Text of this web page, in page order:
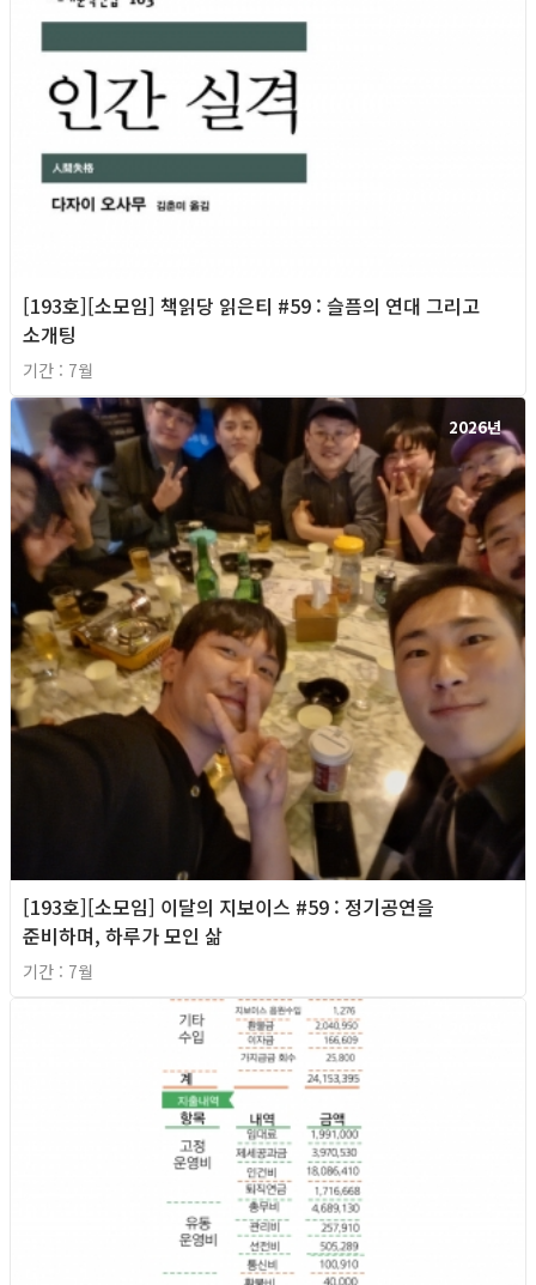
[193호][소모임] 책읽당 읽은티 #59 : 슬픔의 연대 그리고
소개팅
기간 : 7월
2026년
[193호][소모임] 이달의 지보이스 #59 : 정기공연을
준비하며, 하루가 모인 삶
기간 : 7월